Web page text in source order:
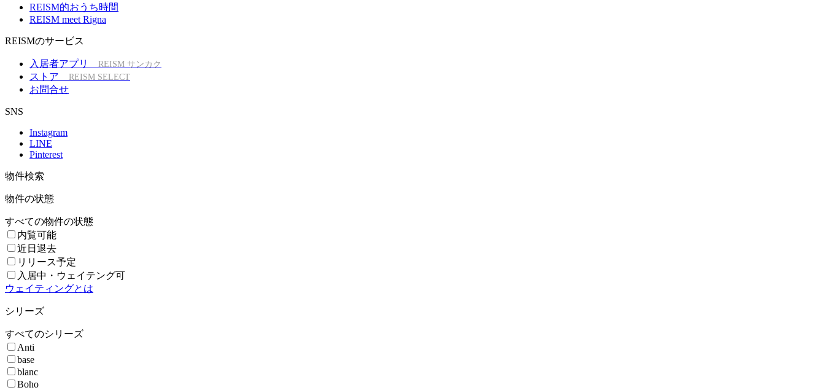
REISM的おうち時間
REISM meet Rigna
REISMのサービス
入居者アプリ REISM サンカク
ストア REISM SELECT
お問合せ
SNS
Instagram
LINE
Pinterest
物件検索
物件の状態
すべての物件の状態
内覧可能
近日退去
リリース予定
入居中・ウェイテング可
ウェイティングとは
シリーズ
すべてのシリーズ
Anti
base
blanc
Boho